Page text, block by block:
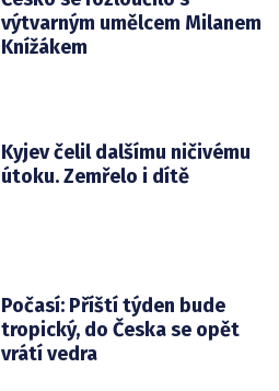
výtvarným umělcem Milanem
Knížákem
Kyjev čelil dalšímu ničivému
útoku. Zemřelo i dítě
Počasí: Příští týden bude
tropický, do Česka se opět
vrátí vedra